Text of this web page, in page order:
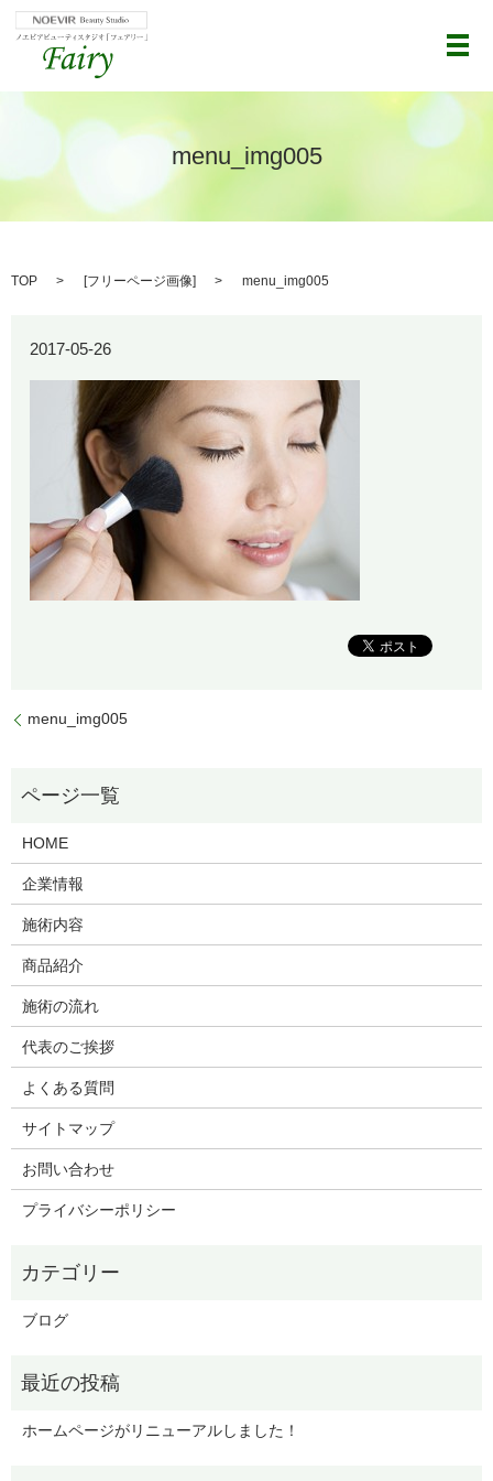
メ
menu_img005
TOP [フリーページ画像] menu_img005
2017-05-26
menu_img005
HOME
企業情報
施術内容
商品紹介
施術の流れ
代表のご挨拶
よくある質問
サイトマップ
お問い合わせ
プライバシーポリシー
ブログ
ホームページがリニューアルしました！